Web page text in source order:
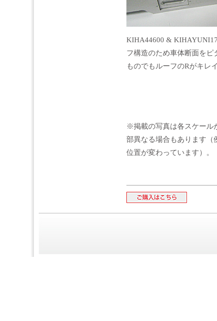
KIHA44600 &
フ構造のため車体断面を
ものでもルーフのRがキレ
※掲載の写真は各スケール
部異なる場合もあります（
位置が変わっています）。